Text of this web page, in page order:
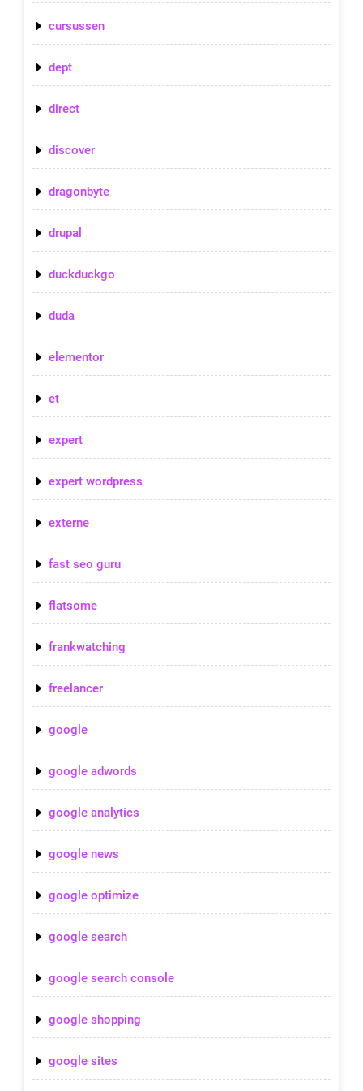
cursussen
dept
direct
discover
dragonbyte
drupal
duckduckgo
duda
elementor
et
expert
expert wordpress
externe
fast seo guru
flatsome
frankwatching
freelancer
google
google adwords
google analytics
google news
google optimize
google search
google search console
google shopping
google sites